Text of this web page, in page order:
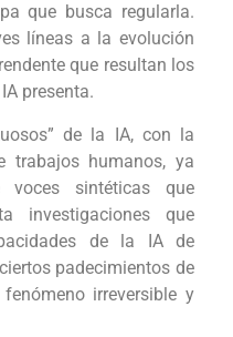
que busca regularla.
líneas a la evolución
que resultan los
presenta.
de la IA, con la
trabajos humanos, ya
voces sintéticas que
investigaciones que
de la IA de
padecimientos de
irreversible y